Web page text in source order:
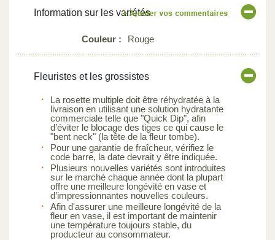
Information sur les variétés
Couleur : Rouge
Fleuristes et les grossistes
La rosette multiple doit être réhydratée à la
livraison en utilisant une solution hydratante
commerciale telle que "Quick Dip", afin
d’éviter le blocage des tiges ce qui cause le
"bent neck" (la tête de la fleur tombe).
Pour une garantie de fraîcheur, vérifiez le
code barre, la date devrait y être indiquée.
Plusieurs nouvelles variétés sont introduites
sur le marché chaque année dont la plupart
offre une meilleure longévité en vase et
d’impressionnantes nouvelles couleurs.
Afin d'assurer une meilleure longévité de la
fleur en vase, il est important de maintenir
une température toujours stable, du
producteur au consommateur.